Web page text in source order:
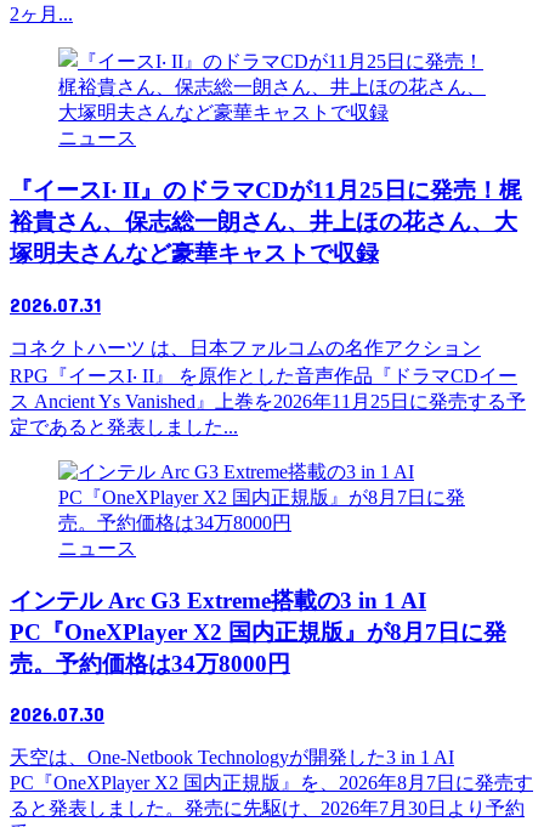
2ヶ月...
ニュース
『イースI‧ II』のドラマCDが11月25日に発売！梶
裕貴さん、保志総一朗さん、井上ほの花さん、大
塚明夫さんなど豪華キャストで収録
2026.07.31
コネクトハーツ は、日本ファルコムの名作アクション
RPG『イースI‧ II』 を原作とした音声作品『ドラマCDイー
ス Ancient Ys Vanished』上巻を2026年11月25日に発売する予
定であると発表しました...
ニュース
インテル Arc G3 Extreme搭載の3 in 1 AI
PC『OneXPlayer X2 国内正規版』が8月7日に発
売。予約価格は34万8000円
2026.07.30
天空は、One-Netbook Technologyが開発した3 in 1 AI
PC『OneXPlayer X2 国内正規版』を、2026年8月7日に発売す
ると発表しました。発売に先駆け、2026年7月30日より予約